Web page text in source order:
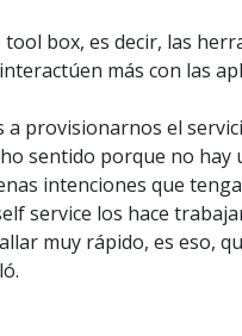
box, es decir, las
más con las
a provisionarnos el
sentido porque no
intenciones que
service los hace
muy rápido, es eso,